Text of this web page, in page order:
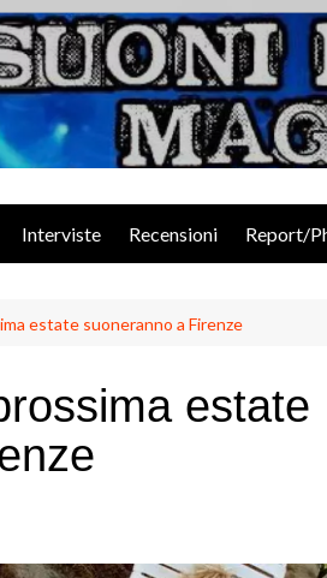
Interviste Recensioni Report/
estate suoneranno a Firenze
estate